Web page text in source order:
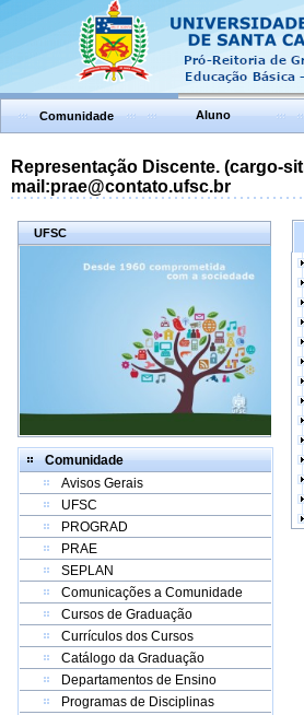
Comunidade Aluno
Representação Discente. (cargo-
mail:prae@contato.ufsc.br
UFSC
Comunidade
Avisos Gerais
UFSC
PROGRAD
PRAE
SEPLAN
Comunicações a Comunidade
Cursos de Graduação
Currículos dos Cursos
Catálogo da Graduação
Departamentos de Ensino
Programas de Disciplinas